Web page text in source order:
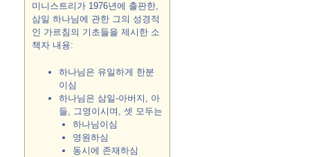
미니스트리가 1976년에 출판한,
삼일 하나님에 관한 그의 성경적
인 가르침의 기초들을 제시한 소
책자 내용:
하나님은 유일하게 한분
이심
하나님은 삼일-아버지, 아
들, 그영이시며, 셋 모두는
하나님이심
영원하심
동시에 존재하심